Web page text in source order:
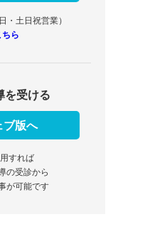
・土日祝営業）
ちら
を受ける
版へ
すれば
の受診から
が可能です